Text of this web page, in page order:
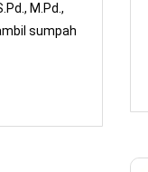
M.Pd.,
sumpah